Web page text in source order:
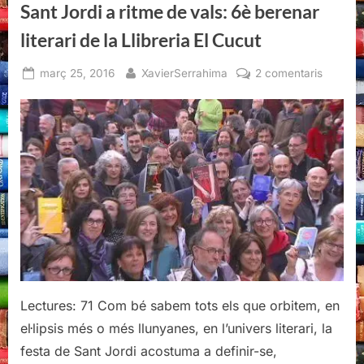
de
la
Llibreria
El
Sant Jordi a ritme de vals: 6è berenar
literari de la Llibreria El Cucut
Posted
març 25, 2016 By
XavierSerrahima 2 comentarisa
Jordi
a
ritme
de
vals:
6è
berenar
literari
de
la
Llibreria
El
Cucut
Lectures: 71 Com bé sabem tots els que orbitem, en
el·lipsis més o més llunyanes, en l’univers literari, la
festa de Sant Jordi acostuma a definir-se,